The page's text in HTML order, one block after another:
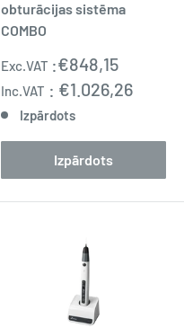
obturācijas sistēma
COMBO
Pārdošanas
cena
Exc.VAT :€848,15
Inc.VAT : €1.026,26
Izpārdots
Izpārdots